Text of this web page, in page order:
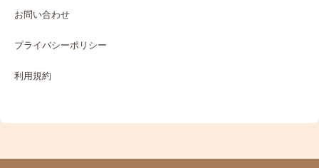
お問い合わせ
プライバシーポリシー
利用規約